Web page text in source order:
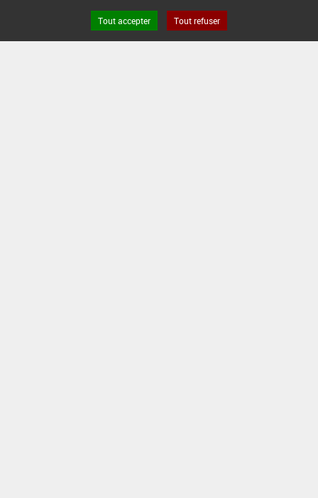
Max :3 Max :
Application hebdomadaire
dès la floraison
Max :-
Tout accepter Tout refuser